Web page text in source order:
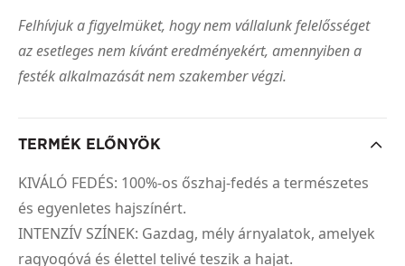
Felhívjuk a figyelmüket, hogy nem vállalunk felelősséget
az esetleges nem kívánt eredményekért, amennyiben a
festék alkalmazását nem szakember végzi.
TERMÉK ELŐNYÖK
KIVÁLÓ FEDÉS: 100%-os őszhaj-fedés a természetes
és egyenletes hajszínért.
INTENZÍV SZÍNEK: Gazdag, mély árnyalatok, amelyek
ragyogóvá és élettel telivé teszik a hajat.